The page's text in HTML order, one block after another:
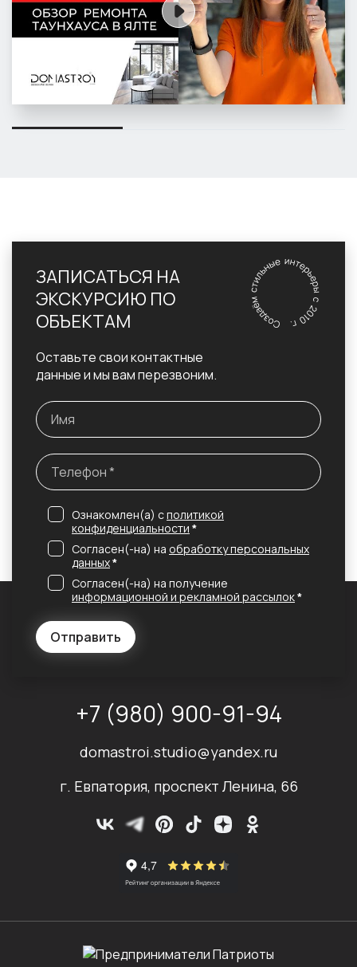
ЗАПИСАТЬСЯ НА
ЭКСКУРСИЮ ПО
ОБЪЕКТАМ
Оставьте свои контактные
данные и мы вам перезвоним.
Отправить
Ознакомлен(а) сполитикой
конфиденциальности *
Согласен(-на) на обработку персональных
данных*
Согласен(-на) на получение
информационной и рекламной рассылок*
+7 (980) 900-91-94
domastroi.studio@yandex.ru
г. Евпатория, проспект Ленина, 66